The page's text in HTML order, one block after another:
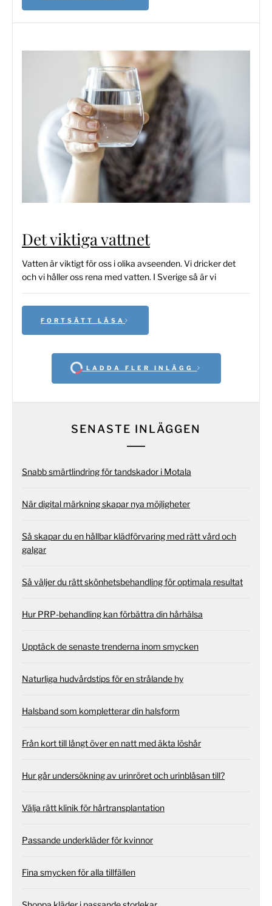
Det viktiga vattnet
Vatten är viktigt för oss i olika avseenden. Vi dricker det
och vi håller oss rena med vatten. I Sverige så är vi
FORTSÄTT LÄSA
LADDA FLER INLÄGG
SENASTE INLÄGGEN
Snabb smärtlindring för tandskador i Motala
När digital märkning skapar nya möjligheter
Så skapar du en hållbar klädförvaring med rätt vård och
galgar
Så väljer du rätt skönhetsbehandling för optimala resultat
Hur PRP-behandling kan förbättra din hårhälsa
Upptäck de senaste trenderna inom smycken
Naturliga hudvårdstips för en strålande hy
Halsband som kompletterar din halsform
Från kort till långt över en natt med äkta löshår
Hur går undersökning av urinröret och urinblåsan till?
Välja rätt klinik för hårtransplantation
Passande underkläder för kvinnor
Fina smycken för alla tillfällen